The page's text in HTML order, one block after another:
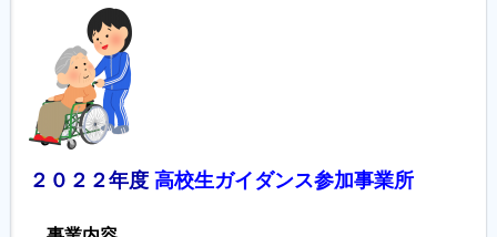
２０２２年度 高校生ガイダンス参加事業所